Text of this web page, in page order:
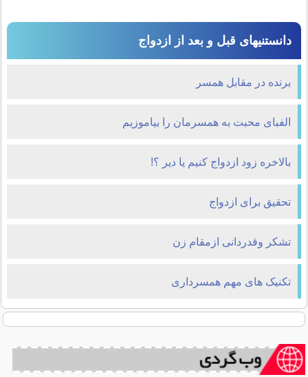
دانستنیهای قبل و بعد از ازدواج
برنده در مقابل همسر
الفبای محبت به همسرمان را بیاموزیم
بالاخره زود ازدواج کنیم یا دیر ؟!
تحقیق برای ازدواج
تشکر وقدردانی ازمقام زن
تکنیک های مهم همسرداری